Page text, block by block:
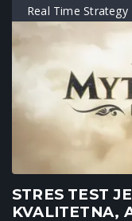
Real Time Strategy
STRES TEST
KVALITETNA,